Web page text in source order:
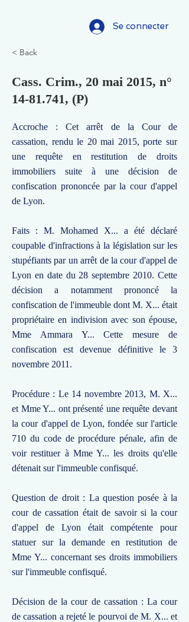
Se connecter
< Back
Cass. Crim., 20 mai 2015, n°
14-81.741, (P)
Accroche : Cet arrêt de la Cour de
cassation, rendu le 20 mai 2015, porte sur
une requête en restitution de droits
immobiliers suite à une décision de
confiscation prononcée par la cour d'appel
de Lyon.
Faits : M. Mohamed X... a été déclaré
coupable d'infractions à la législation sur les
stupéfiants par un arrêt de la cour d'appel de
Lyon en date du 28 septembre 2010. Cette
décision a notamment prononcé la
confiscation de l'immeuble dont M. X... était
propriétaire en indivision avec son épouse,
Mme Ammara Y... Cette mesure de
confiscation est devenue définitive le 3
novembre 2011.
Procédure : Le 14 novembre 2013, M. X...
et Mme Y... ont présenté une requête devant
la cour d'appel de Lyon, fondée sur l'article
710 du code de procédure pénale, afin de
voir restituer à Mme Y... les droits qu'elle
détenait sur l'immeuble confisqué.
Question de droit : La question posée à la
cour de cassation était de savoir si la cour
d'appel de Lyon était compétente pour
statuer sur la demande en restitution de
Mme Y... concernant ses droits immobiliers
sur l'immeuble confisqué.
Décision de la cour de cassation : La cour
de cassation a rejeté le pourvoi de M. X... et